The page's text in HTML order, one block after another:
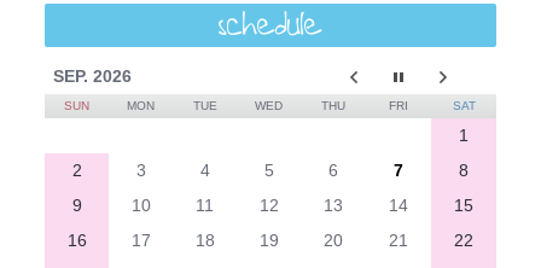
schedule
SEP. 2026
SUN MON TUE WED THU FRI SAT
1
2
3 4 5 6 7
8
9
10 11 12 13 14
15
16
17 18 19 20 21
22